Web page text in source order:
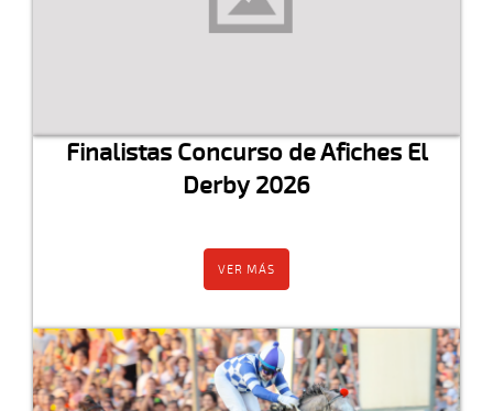
Finalistas Concurso de Afiches El
Derby 2026
VER MÁS